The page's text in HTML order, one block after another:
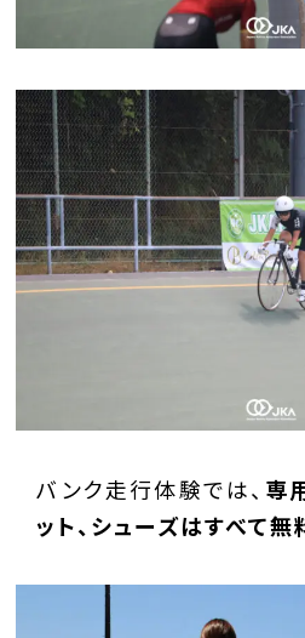
バンク走行体験では、 専
ット、シューズはすべて無